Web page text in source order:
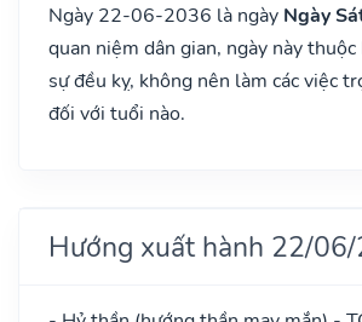
Ngày 22-06-2036 là ngày Ngày
quan niệm dân gian, ngày này thuộc
sự đều kỵ, không nên làm các việc
đối với tuổi nào.
Hướng xuất hành 22/